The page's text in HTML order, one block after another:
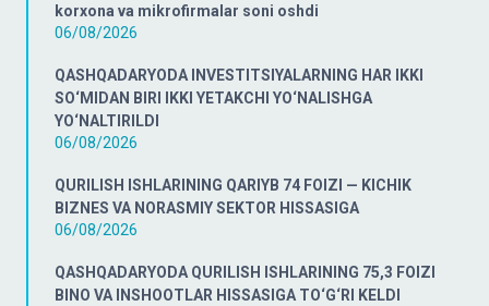
korxona va mikrofirmalar soni oshdi
06/08/2026
QASHQADARYODA INVESTITSIYALARNING HAR IKKI
SO‘MIDAN BIRI IKKI YETAKCHI YO‘NALISHGA
YO‘NALTIRILDI
06/08/2026
QURILISH ISHLARINING QARIYB 74 FOIZI — KICHIK
BIZNES VA NORASMIY SEKTOR HISSASIGA
06/08/2026
QASHQADARYODA QURILISH ISHLARINING 75,3 FOIZI
BINO VA INSHOOTLAR HISSASIGA TO‘G‘RI KELDI